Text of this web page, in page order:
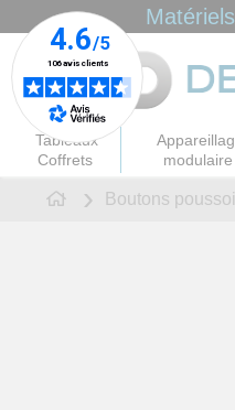
Tableaux
Coffrets
modulaire
Boutons
Panneau de gestion des